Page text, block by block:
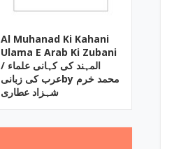
Al Muhanad Ki Kahani
Ulama E Arab Ki Zubani
/ المہند کی کہانی علماء
عرب کی زبانیby محمد خرم
شہزاد عطاری